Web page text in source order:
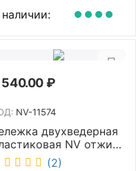
540.00₽
NV-11574
двухведерная
NV отжим
NV-11574
(2)